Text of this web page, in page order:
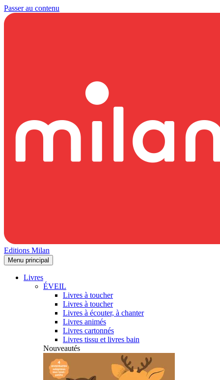
Passer au contenu
Editions Milan
Menu principal
Livres
ÉVEIL
Livres à toucher
Livres à toucher
Livres à écouter, à chanter
Livres animés
Livres cartonnés
Livres tissu et livres bain
Nouveautés